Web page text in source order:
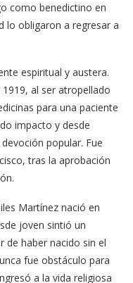
como benedictino en
lo obligaron a regresar a
espiritual y austera.
al ser atropellado
para una paciente
impacto y desde
popular. Fue
tras la aprobación
Martínez nació en
joven sintió un
de haber nacido sin el
fue obstáculo para
a la vida religiosa